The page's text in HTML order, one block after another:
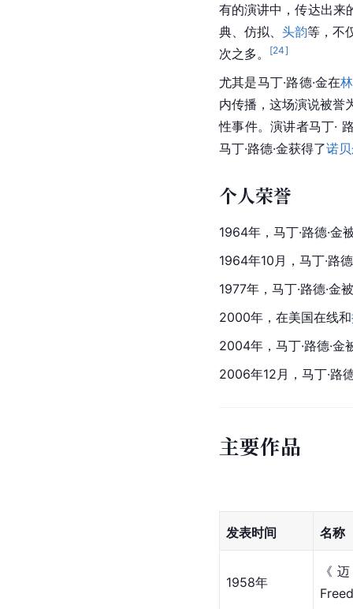
有的演讲中，传达出来
典、仿拟、 头韵等，不
次之多。
[24]
尤其是马丁·路德·金在
内传播，这场演说被誉
性事件。演讲者马丁·
马丁·路德·金获得了诺
个人荣誉
1964年，马丁·路德·金
1964年10月，马丁·路
1977年，马丁·路德·金
2000年，在美国在线和
2004年，马丁·路德·金
2006年12月，马丁·路
主要作品
发表时间 名称
1958年
《